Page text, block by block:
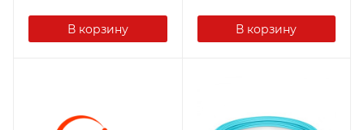
В корзину В корзину